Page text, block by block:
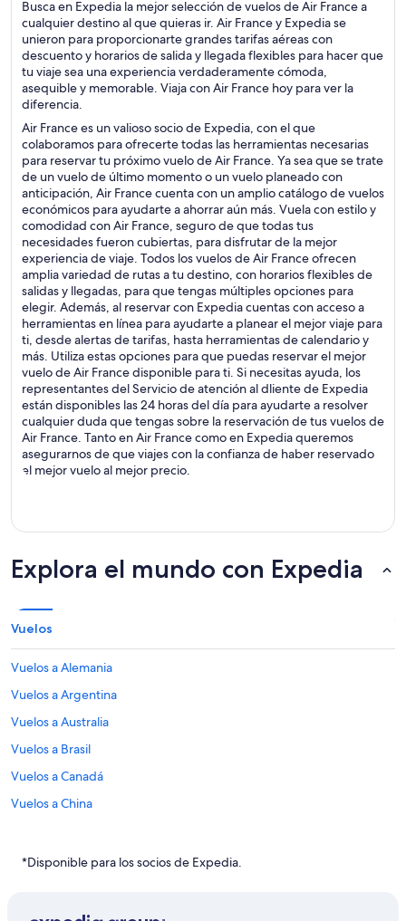
Busca en Expedia la mejor selección de vuelos de Air France a
cualquier destino al que quieras ir. Air France y Expedia se
unieron para proporcionarte grandes tarifas aéreas con
descuento y horarios de salida y llegada flexibles para hacer que
tu viaje sea una experiencia verdaderamente cómoda,
asequible y memorable. Viaja con Air France hoy para ver la
diferencia.
Air France es un valioso socio de Expedia, con el que
colaboramos para ofrecerte todas las herramientas necesarias
para reservar tu próximo vuelo de Air France. Ya sea que se trate
de un vuelo de último momento o un vuelo planeado con
anticipación, Air France cuenta con un amplio catálogo de vuelos
económicos para ayudarte a ahorrar aún más. Vuela con estilo y
comodidad con Air France, seguro de que todas tus
necesidades fueron cubiertas, para disfrutar de la mejor
experiencia de viaje. Todos los vuelos de Air France ofrecen
amplia variedad de rutas a tu destino, con horarios flexibles de
salidas y llegadas, para que tengas múltiples opciones para
elegir. Además, al reservar con Expedia cuentas con acceso a
herramientas en línea para ayudarte a planear el mejor viaje para
ti, desde alertas de tarifas, hasta herramientas de calendario y
más. Utiliza estas opciones para que puedas reservar el mejor
vuelo de Air France disponible para ti. Si necesitas ayuda, los
representantes del Servicio de atención al dliente de Expedia
están disponibles las 24 horas del día para ayudarte a resolver
cualquier duda que tengas sobre la reservación de tus vuelos de
Air France. Tanto en Air France como en Expedia queremos
asegurarnos de que viajes con la confianza de haber reservado
el mejor vuelo al mejor precio.
Explora el mundo con Expedia
Vuelos
Vuelos a Alemania
Vuelos a Argentina
Vuelos a Australia
Vuelos a Brasil
Vuelos a Canadá
Vuelos a China
Vuelos a Corea del Sur
Vuelos a Estados Unidos
*Disponible para los socios de Expedia.